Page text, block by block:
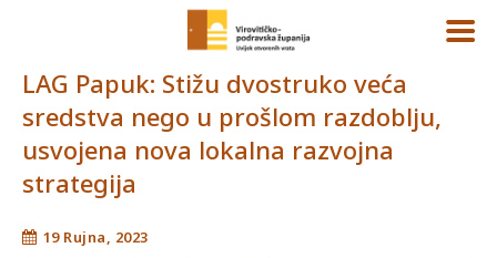
LAG Papuk: Stižu dvostruko veća
sredstva nego u prošlom razdoblju,
usvojena nova lokalna razvojna
strategija
19 Rujna, 2023